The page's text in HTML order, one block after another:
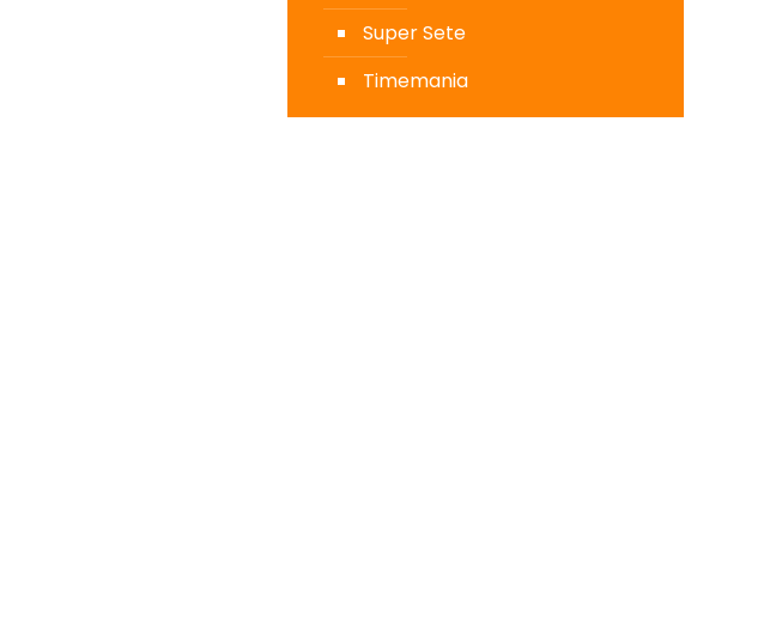
Super Sete
Timemania